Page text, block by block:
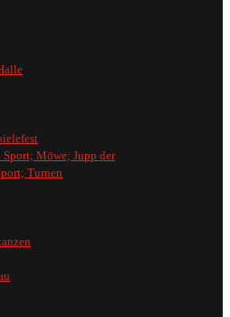
Möwe; Jupp der
Turnen